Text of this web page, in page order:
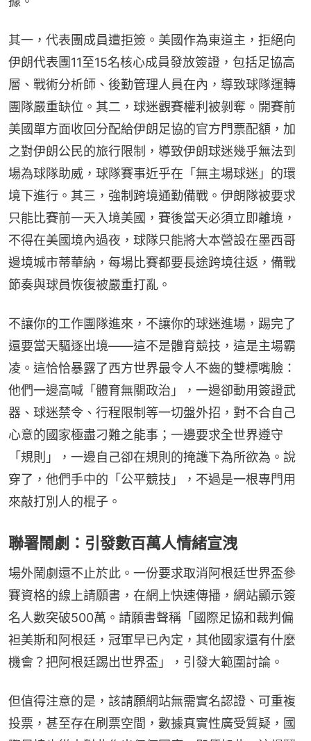
其一，代表團成員遭拒簽。美國作為東道主，拒絕向
伊朗代表團11至15名核心成員發放簽證，包括足協高
層、戰術分析師、後勤管理人員在內，導致球隊運轉
團隊嚴重缺位。其二，球迷觀賽權利被剝奪。開賽前
美國單方面收回分配給伊朗足協的官方門票配額，加
之對伊朗公民的旅行限制，導致伊朗球迷幾乎無法到
場為球隊助威，球隊賽事近乎在「無主場球迷」的環
境下進行。其三，強制跨境通勤備戰。伊朗隊被要求
只能比賽前一天入境美國，賽後當天必須立即離境，
不得在美國境內過夜，球隊只能將大本營設在墨西哥
邊境城市蒂華納，每場比賽都要長途跨境往返，備戰
節奏與球員恢復被嚴重打亂。
不讓你的工作團隊進來，不讓你的球迷進場，踢完了
還要當天驅逐出境——這不是體育競技，這是主場霸
凌。這恰恰暴露了西方世界最令人不齒的雙標嘴臉：
他們一邊高喊「體育無關政治」，一邊卻動用簽證武
器、球迷禁令、行程限制等一切盤外招，對不合自己
心意的國家極盡刁難之能事；一邊要求全世界遵守
「規則」，一邊自己卻在規則的掩護下為所欲為。說
穿了，他們手中的「公平競技」，不過是一根專門用
來敲打別人的棍子。
聯署鬧劇：引發數百萬人情緒宣洩
場外鬧劇還不止於此。一份要求取消阿根廷世界盃參
賽資格的線上請願書，在網上快速傳播，網站顯示簽
名人數突破500萬。請願書聲稱「國際足協和裁判偏
袒美斯和阿根廷，冠軍早已內定，其他國家還有什麼
機會？把阿根廷踢出世界盃」，引發大範圍討論。
但值得注意的是，該請願網站無需實名認證、可重複
投票，甚至存在刷票空間，數據真實性廣受質疑，國